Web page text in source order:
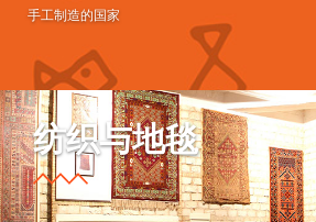
手工制造的国家
纺织与地毯